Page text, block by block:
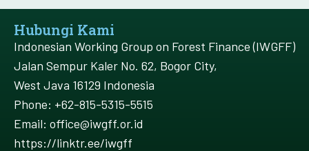
Hubungi Kami
Indonesian Working Group on Forest Finance (IWGFF)
Jalan Sempur Kaler No. 62, Bogor City,
West Java 16129 Indonesia
Phone: +62-815-5315-5515
Email: office@iwgff.or.id
https://linktr.ee/iwgff